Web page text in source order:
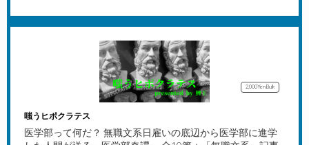
2,000YenBulk
嗤うヒポクラテス
医学部って何だ？ 無職文系日雇いの底辺から医学部に進学